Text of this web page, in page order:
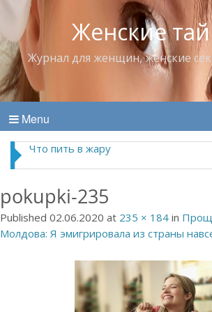
Женские
Журнал для женщин, женские
Menu
Что пить в жару
pokupki-235
Published 02.06.2020 at 235 × 184 in
Молдова: Я эмигрировала из страны